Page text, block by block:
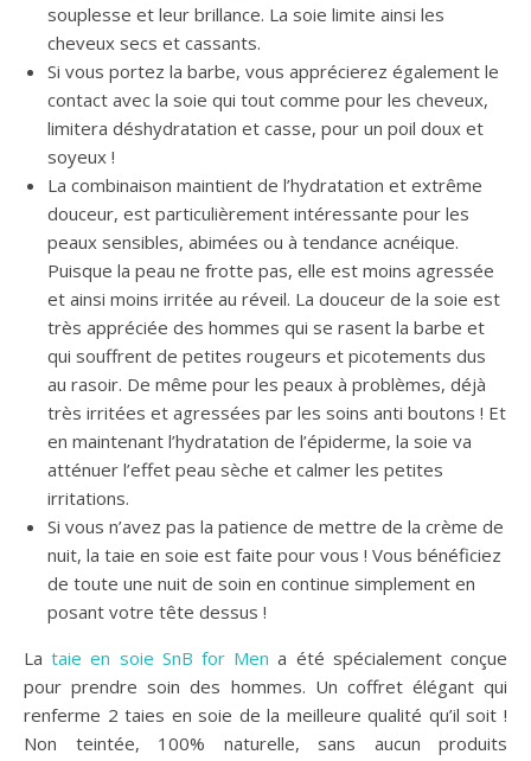
souplesse et leur brillance. La soie limite ainsi les
cheveux secs et cassants.
Si vous portez la barbe, vous apprécierez également le
contact avec la soie qui tout comme pour les cheveux,
limitera déshydratation et casse, pour un poil doux et
soyeux !
La combinaison maintient de l’hydratation et extrême
douceur, est particulièrement intéressante pour les
peaux sensibles, abimées ou à tendance acnéique.
Puisque la peau ne frotte pas, elle est moins agressée
et ainsi moins irritée au réveil. La douceur de la soie est
très appréciée des hommes qui se rasent la barbe et
qui souffrent de petites rougeurs et picotements dus
au rasoir. De même pour les peaux à problèmes, déjà
très irritées et agressées par les soins anti boutons ! Et
en maintenant l’hydratation de l’épiderme, la soie va
atténuer l’effet peau sèche et calmer les petites
irritations.
Si vous n’avez pas la patience de mettre de la crème de
nuit, la taie en soie est faite pour vous ! Vous bénéficiez
de toute une nuit de soin en continue simplement en
posant votre tête dessus !
Lataie en soie SnB for Men a été spécialement conçue
pour prendre soin des hommes. Un coffret élégant qui
renferme 2 taies en soie de la meilleure qualité qu’il soit !
Non teintée, 100% naturelle, sans aucun produits